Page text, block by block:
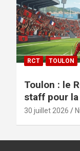
RCT TOULON
Toulon : le
staff pour la
le calendrier
30 juillet 2026